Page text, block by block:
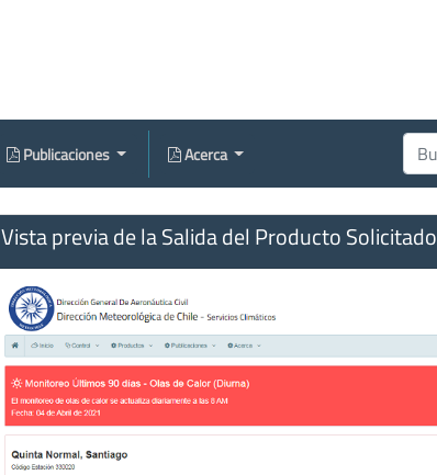
Publicaciones Acerca
Vista previa de la Salida del Producto Solicitado